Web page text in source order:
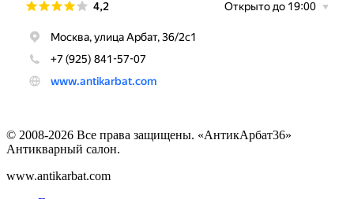
© 2008-2026 Все права защищены. «АнтикАрбат36»
Антикварный салон.
www.antikarbat.com